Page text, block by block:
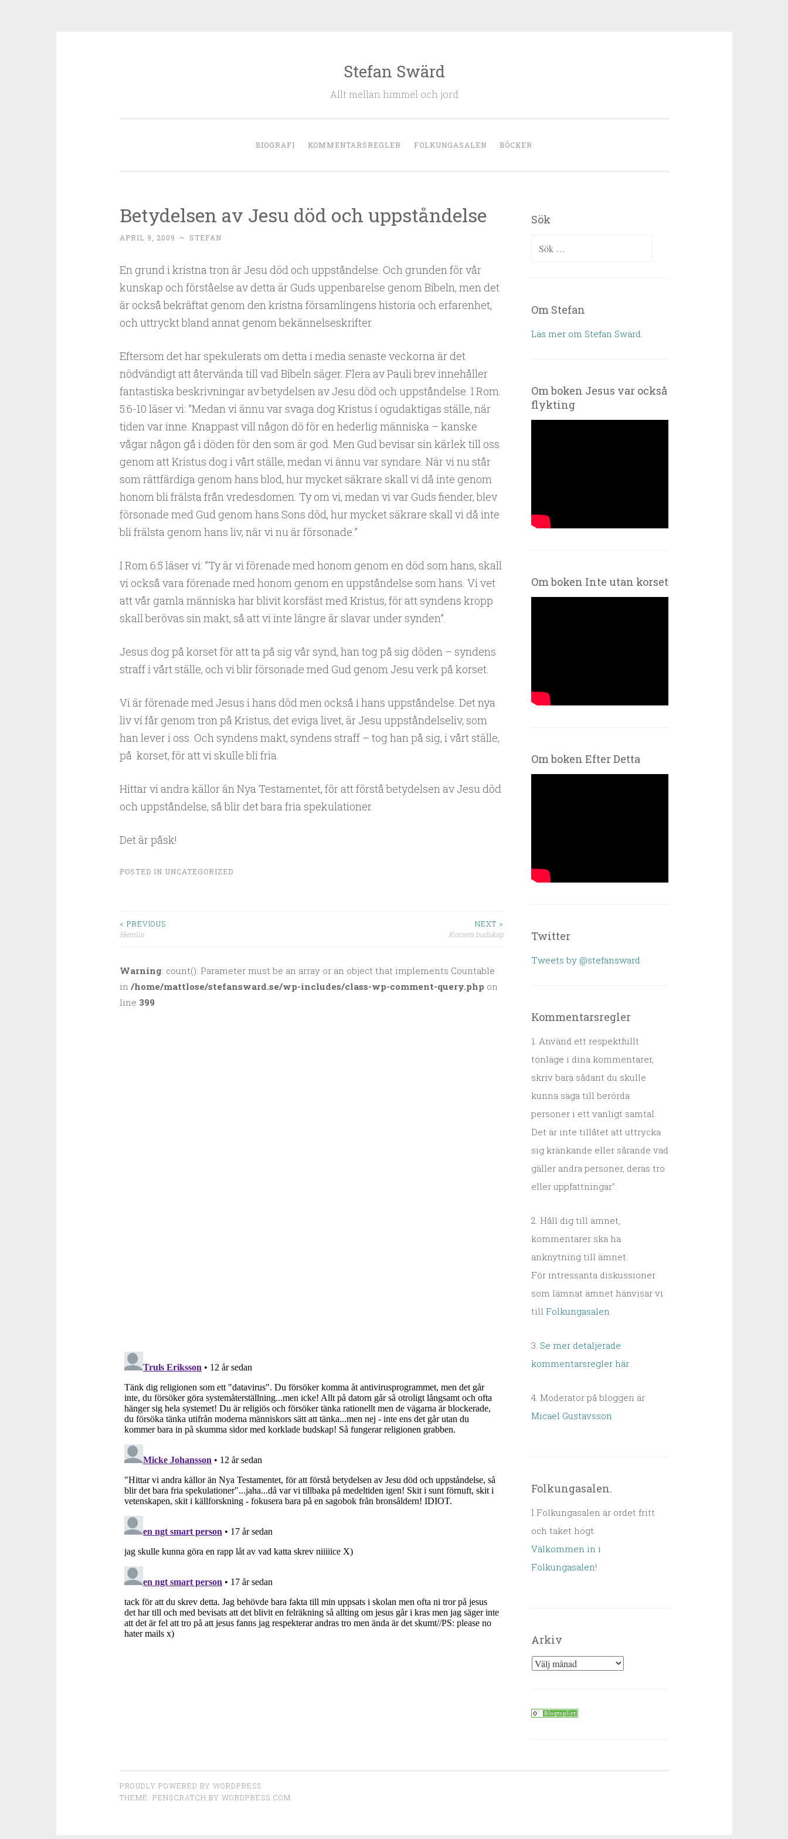
Stefan Swärd
Allt mellan himmel och jord
BIOGRAFI KOMMENTARSREGLER FOLKUNGASALEN BÖCKER
Betydelsen av Jesu död och uppståndelse
APRIL 9, 2009 ~ STEFAN
En grund i kristna tron är Jesu död och uppståndelse. Och grunden för vår
kunskap och förståelse av detta är Guds uppenbarelse genom Bibeln, men det
är också bekräftat genom den kristna församlingens historia och erfarenhet,
och uttryckt bland annat genom bekännelseskrifter.
Eftersom det har spekulerats om detta i media senaste veckorna är det
nödvändigt att återvända till vad Bibeln säger. Flera av Pauli brev innehåller
fantastiska beskrivningar av betydelsen av Jesu död och uppståndelse. I Rom.
5:6-10 läser vi: ”Medan vi ännu var svaga dog Kristus i ogudaktigas ställe, när
tiden var inne. Knappast vill någon dö för en hederlig människa – kanske
vågar någon gå i döden för den som är god. Men Gud bevisar sin kärlek till oss
genom att Kristus dog i vårt ställe, medan vi ännu var syndare. När vi nu står
som rättfärdiga genom hans blod, hur mycket säkrare skall vi då inte genom
honom bli frälsta från vredesdomen. Ty om vi, medan vi var Guds fiender, blev
försonade med Gud genom hans Sons död, hur mycket säkrare skall vi då inte
bli frälsta genom hans liv, när vi nu är försonade.”
I Rom 6:5 läser vi: ”Ty är vi förenade med honom genom en död som hans, skall
vi också vara förenade med honom genom en uppståndelse som hans. Vi vet
att vår gamla människa har blivit korsfäst med Kristus, för att syndens kropp
skall berövas sin makt, så att vi inte längre är slavar under synden”.
Jesus dog på korset för att ta på sig vår synd, han tog på sig döden – syndens
straff i vårt ställe, och vi blir försonade med Gud genom Jesu verk på korset.
Vi är förenade med Jesus i hans död men också i hans uppståndelse. Det nya
liv vi får genom tron på Kristus, det eviga livet, är Jesu uppståndelseliv, som
han lever i oss. Och syndens makt, syndens straff – tog han på sig, i vårt ställe,
på korset, för att vi skulle bli fria.
Hittar vi andra källor än Nya Testamentet, för att förstå betydelsen av Jesu död
och uppståndelse, så blir det bara fria spekulationer.
Det är påsk!
POSTED IN UNCATEGORIZED
< PREVIOUS
Hemlis
NEXT >
Korsets budskap
Warning: count(): Parameter must be an array or an object that implements Countable
in /home/mattlose/stefansward.se/wp-includes/class-wp-comment-query.php on
line 399
Sök
Sök efter:
Om Stefan
Läs mer om Stefan Swärd.
Om boken Jesus var också
flykting
Om boken Inte utan korset
Om boken Efter Detta
Twitter
Tweets by @stefansward
Kommentarsregler
1. Använd ett respektfullt
tonläge i dina kommentarer,
skriv bara sådant du skulle
kunna säga till berörda
personer i ett vanligt samtal.
Det är inte tillåtet att uttrycka
sig kränkande eller sårande vad
gäller andra personer, deras tro
eller uppfattningar".
2. Håll dig till ämnet,
kommentarer ska ha
anknytning till ämnet.
För intressanta diskussioner
som lämnat ämnet hänvisar vi
till Folkungasalen.
3. Se mer detaljerade
kommentarsregler här..
4. Moderator på bloggen är
Micael Gustavsson
Folkungasalen.
I Folkungasalen är ordet fritt
och taket högt.
Välkommen in i
Folkungasalen!
Arkiv
Arkiv
PROUDLY POWERED BY WORDPRESS
THEME: PENSCRATCH BY WORDPRESS.COM